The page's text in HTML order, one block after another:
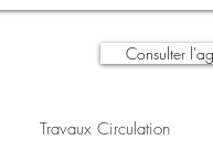
Consulter
Travaux Circulation